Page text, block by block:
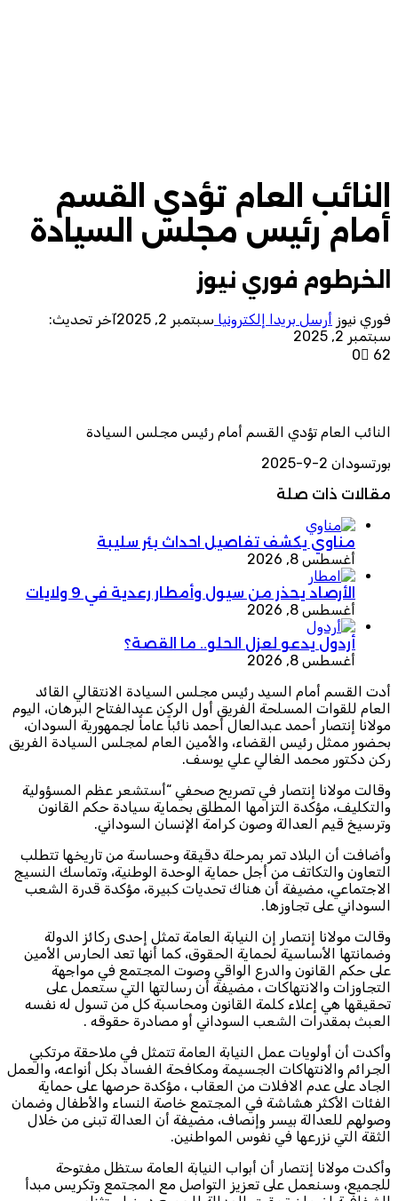
النائب العام تؤدي القسم
أمام رئيس مجلس السيادة
الخرطوم فوري نيوز
فوري نيوز أرسل بريدا إلكترونيا سبتمبر 2, 2025
آخر تحديث:
سبتمبر 2, 2025
0
62
النائب العام تؤدي القسم أمام رئيس مجلس السيادة
بورتسودان 2-9-2025
مقالات ذات صلة
مناوي يكشف تفاصيل احداث بئر سليبة
أغسطس 8, 2026
الأرصاد يحذر من سيول وأمطار رعدية في 9 ولايات
أغسطس 8, 2026
أردول يدعو لعزل الحلو.. ما القصة؟
أغسطس 8, 2026
أدت القسم أمام السيد رئيس مجلس السيادة الانتقالي القائد
العام للقوات المسلحة الفريق أول الركن عبدالفتاح البرهان، اليوم
مولانا إنتصار أحمد عبدالعال أحمد نائباً عاماً لجمهورية السودان،
بحضور ممثل رئيس القضاء، والأمين العام لمجلس السيادة الفريق
ركن دكتور محمد الغالي علي يوسف.
وقالت مولانا إنتصار في تصريح صحفي “أستشعر عظم المسؤولية
والتكليف، مؤكدة التزامها المطلق بحماية سيادة حكم القانون
وترسيخ قيم العدالة وصون كرامة الإنسان السوداني.
وأضافت أن البلاد تمر بمرحلة دقيقة وحساسة من تاريخها تتطلب
التعاون والتكاتف من أجل حماية الوحدة الوطنية، وتماسك النسيج
الاجتماعي، مضيفة أن هناك تحديات كبيرة، مؤكدة قدرة الشعب
السوداني على تجاوزها.
وقالت مولانا إنتصار إن النيابة العامة تمثل إحدى ركائز الدولة
وضمانتها الأساسية لحماية الحقوق، كما أنها تعد الحارس الأمين
على حكم القانون والدرع الواقي وصوت المجتمع في مواجهة
التجاوزات والانتهاكات ، مضيفة أن رسالتها التي ستعمل على
تحقيقها هي إعلاء كلمة القانون ومحاسبة كل من تسول له نفسه
العبث بمقدرات الشعب السوداني أو مصادرة حقوقه .
وأكدت أن أولويات عمل النيابة العامة تتمثل في ملاحقة مرتكبي
الجرائم والانتهاكات الجسيمة ومكافحة الفساد بكل أنواعه، والعمل
الجاد على عدم الافلات من العقاب ، مؤكدة حرصها على حماية
الفئات الأكثر هشاشة في المجتمع خاصة النساء والأطفال وضمان
وصولهم للعدالة بيسر وإنصاف، مضيفة أن العدالة تبنى من خلال
الثقة التي نزرعها في نفوس المواطنين.
وأكدت مولانا إنتصار أن أبواب النيابة العامة ستظل مفتوحة
للجميع، وسنعمل على تعزيز التواصل مع المجتمع وتكريس مبدأ